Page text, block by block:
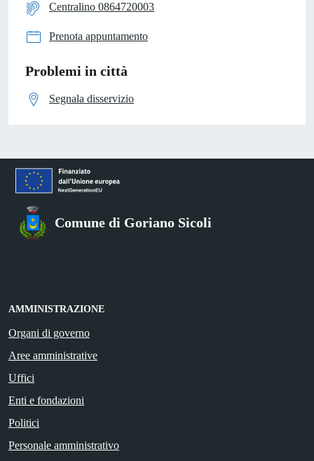
Centralino 0864720003
Prenota appuntamento
Problemi in città
Segnala disservizio
Comune di Goriano Sicoli
AMMINISTRAZIONE
Organi di governo
Aree amministrative
Uffici
Enti e fondazioni
Politici
Personale amministrativo